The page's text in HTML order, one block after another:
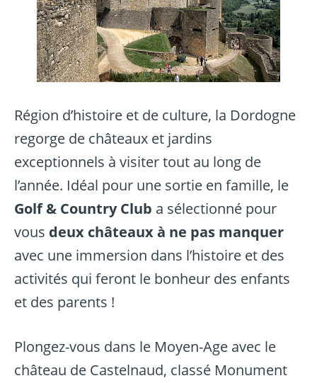
Région d’histoire et de culture, la Dordogne
regorge de châteaux et jardins
exceptionnels à visiter tout au long de
l’année. Idéal pour une sortie en famille, le
Golf & Country Club a sélectionné pour
vous deux châteaux à ne pas manquer
avec une immersion dans l’histoire et des
activités qui feront le bonheur des enfants
et des parents !
Plongez-vous dans le Moyen-Age avec le
château de Castelnaud, classé Monument